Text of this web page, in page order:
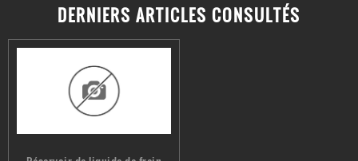
DERNIERS ARTICLES CONSULTÉS